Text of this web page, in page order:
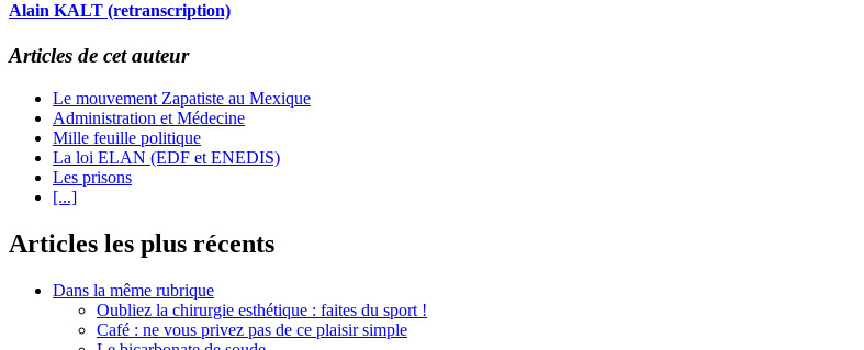
Alain KALT (retranscription)
Articles de cet auteur
Le mouvement Zapatiste au Mexique
Administration et Médecine
Mille feuille politique
La loi ELAN (EDF et ENEDIS)
Les prisons
[...]
Articles les plus récents
Dans la même rubrique
Oubliez la chirurgie esthétique : faites du sport !
Café : ne vous privez pas de ce plaisir simple